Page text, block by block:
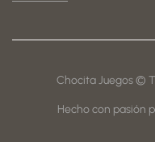
Chocita Juegos ©
Hecho con pasión